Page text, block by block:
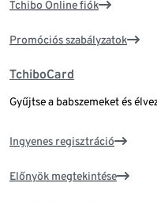
Tchibo Online fiók
Promóciós szabályzatok
TchiboCard
Gyűjtse a babszemeket és
Ingyenes regisztráció
Előnyök megtekintése